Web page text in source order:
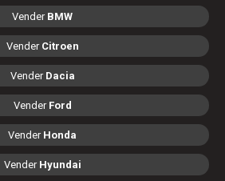
Vender BMW
Vender Citroen
Vender Dacia
Vender Ford
Vender Honda
Vender Hyundai